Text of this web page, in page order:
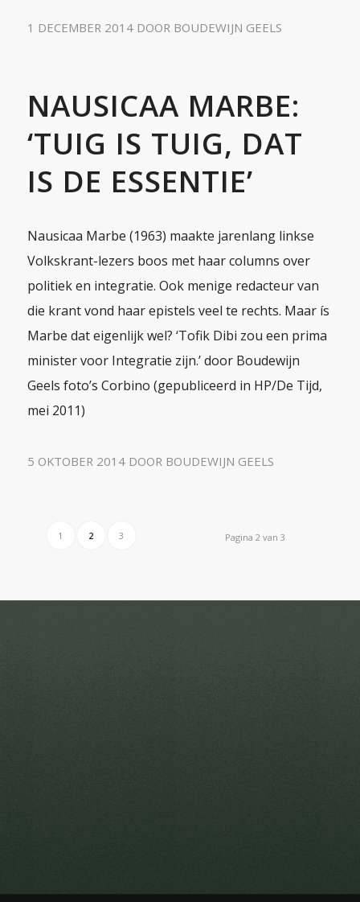
1 DECEMBER 2014 DOOR BOUDEWIJN GEELS
NAUSICAA MARBE:
‘TUIG IS TUIG, DAT
IS DE ESSENTIE’
Nausicaa Marbe (1963) maakte jarenlang linkse
Volkskrant-lezers boos met haar columns over
politiek en integratie. Ook menige redacteur van
die krant vond haar epistels veel te rechts. Maar ís
Marbe dat eigenlijk wel? ‘Tofik Dibi zou een prima
minister voor Integratie zijn.’ door Boudewijn
Geels foto’s Corbino (gepubliceerd in HP/De Tijd,
mei 2011)
5 OKTOBER 2014 DOOR BOUDEWIJN GEELS
Pagina 2 van 3
1 2 3